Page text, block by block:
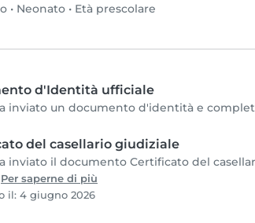
• Neonato • Età prescolare
d'Identità ufficiale
inviato un documento d'identità e
del casellario giudiziale
inviato il documento Certificato del
Per saperne di più
il: 4 giugno 2026